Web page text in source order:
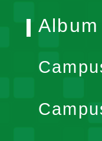
Album